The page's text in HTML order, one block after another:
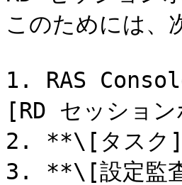
このためには、
1. RAS
[RD セッショ
2. **\[タスク
3. **\[設定監査